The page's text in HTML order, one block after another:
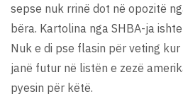
sepse nuk rrinë dot në opozitë
bëra. Kartolina nga SHBA-ja
Nuk e di pse flasin për veting
janë futur në listën e zezë
pyesin për këtë.